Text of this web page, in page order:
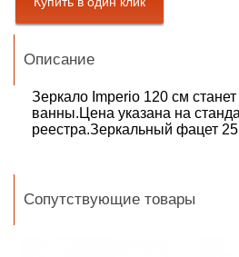
Описание
Зеркало Imperio 120 см
ванны.Цена указана на
реестра.Зеркальный фацет
Сопутствующие товары